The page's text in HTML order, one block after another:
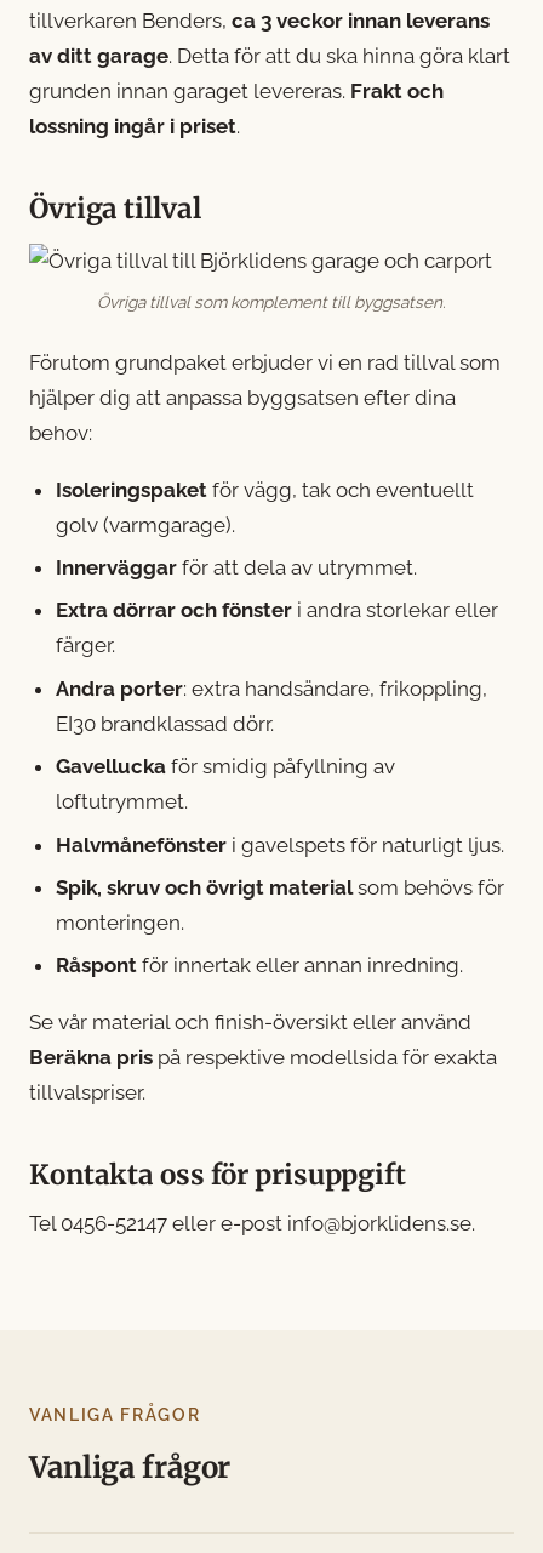
tillverkaren Benders, ca 3 veckor innan leverans
av ditt garage. Detta för att du ska hinna göra klart
grunden innan garaget levereras. Frakt och
lossning ingår i priset.
Övriga tillval
Övriga tillval som komplement till byggsatsen.
Förutom grundpaket erbjuder vi en rad tillval som
hjälper dig att anpassa byggsatsen efter dina
behov:
Isoleringspaket för vägg, tak och eventuellt
golv (varmgarage).
Innerväggar för att dela av utrymmet.
Extra dörrar och fönster i andra storlekar eller
färger.
Andra porter: extra handsändare, frikoppling,
EI30 brandklassad dörr.
Gavellucka för smidig påfyllning av
loftutrymmet.
Halvmånefönster i gavelspets för naturligt ljus.
Spik, skruv och övrigt materialsom behövs för
monteringen.
Råspont för innertak eller annan inredning.
Se vår material och finish-översikt eller använd
Beräkna pris på respektive modellsida för exakta
tillvalspriser.
Kontakta oss för prisuppgift
Tel 0456-52147 eller e-post info@bjorklidens.se.
VANLIGA FRÅGOR
Vanliga frågor